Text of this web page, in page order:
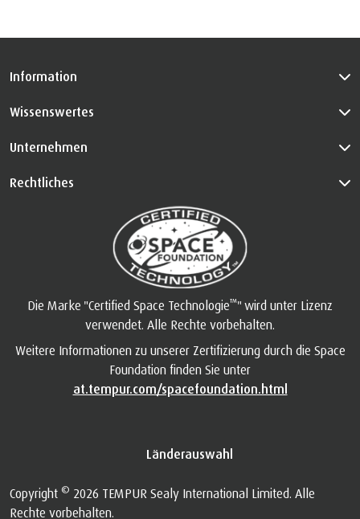
Information
Wissenswertes
Unternehmen
Rechtliches
Die Marke "Certified Space Technologie™" wird unter Lizenz
verwendet. Alle Rechte vorbehalten.
Weitere Informationen zu unserer Zertifizierung durch die Space
Foundation finden Sie unter
at.tempur.com/spacefoundation.html
Länderauswahl
Copyright © 2026 TEMPUR Sealy International Limited. Alle
Rechte vorbehalten.